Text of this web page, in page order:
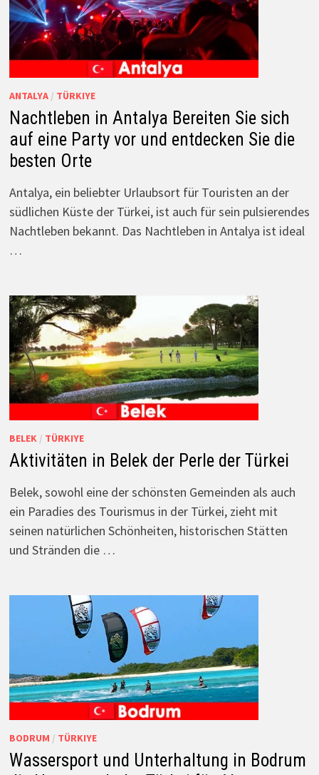
ANTALYA/ TÜRKIYE
Nachtleben in Antalya Bereiten Sie sich
auf eine Party vor und entdecken Sie die
besten Orte
Antalya, ein beliebter Urlaubsort für Touristen an der
südlichen Küste der Türkei, ist auch für sein pulsierendes
Nachtleben bekannt. Das Nachtleben in Antalya ist ideal
…
BELEK/ TÜRKIYE
Aktivitäten in Belek der Perle der Türkei
Belek, sowohl eine der schönsten Gemeinden als auch
ein Paradies des Tourismus in der Türkei, zieht mit
seinen natürlichen Schönheiten, historischen Stätten
und Stränden die …
BODRUM / TÜRKIYE
Wassersport und Unterhaltung in Bodrum